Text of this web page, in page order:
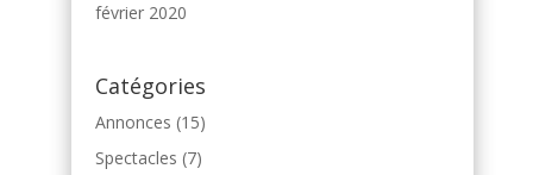
février 2020
Catégories
Annonces (15)
Spectacles (7)